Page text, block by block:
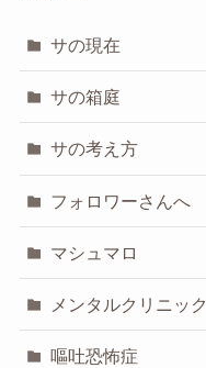
サの現在
サの箱庭
サの考え方
フォロワーさんへ
マシュマロ
メンタルクリニック
嘔吐恐怖症